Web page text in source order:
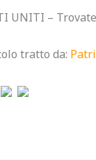
UNITI –
tratto da: